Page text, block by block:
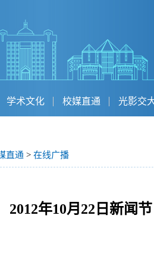
学术文化 校媒直通 光影交
直通 > 在线广播
2012年10月22日新闻节